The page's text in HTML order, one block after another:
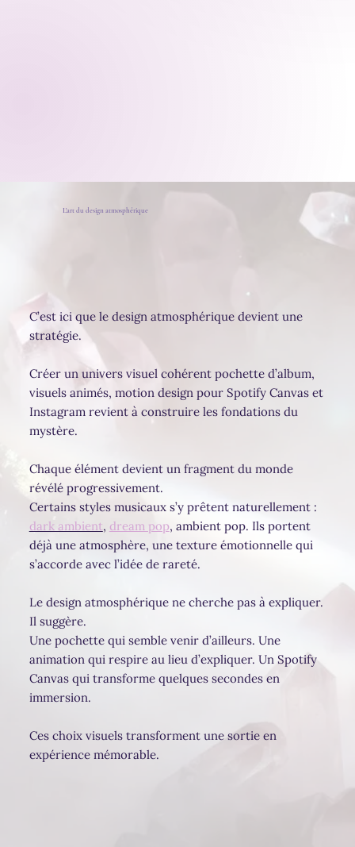
L'art du design atmosphérique
C’est ici que le design atmosphérique devient une
stratégie.
Créer un univers visuel cohérent pochette d’album,
visuels animés, motion design pour Spotify Canvas et
Instagram revient à construire les fondations du
mystère.
Chaque élément devient un fragment du monde
révélé progressivement.
Certains styles musicaux s’y prêtent naturellement :
dark ambient, dream pop, ambient pop. Ils portent
déjà une atmosphère, une texture émotionnelle qui
s’accorde avec l’idée de rareté.
Le design atmosphérique ne cherche pas à expliquer.
Il suggère.
Une pochette qui semble venir d’ailleurs. Une
animation qui respire au lieu d’expliquer. Un Spotify
Canvas qui transforme quelques secondes en
immersion.
Ces choix visuels transforment une sortie en
expérience mémorable.